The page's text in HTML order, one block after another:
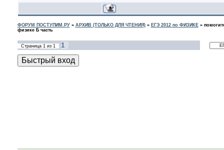
ФОРУМ ПОСТУПИМ.РУ» АРХИВ (ТОЛЬКО ДЛЯ ЧТЕНИЯ)» ЕГЭ 2012 по ФИЗИКЕ»
физике Б часть
Страница 1из 1 1